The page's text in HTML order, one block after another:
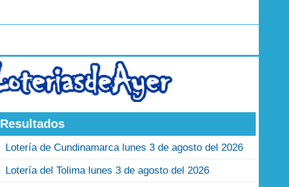
Resultados
Lotería de Cundinamarca lunes 3 de agosto del 2026
Lotería del Tolima lunes 3 de agosto del 2026